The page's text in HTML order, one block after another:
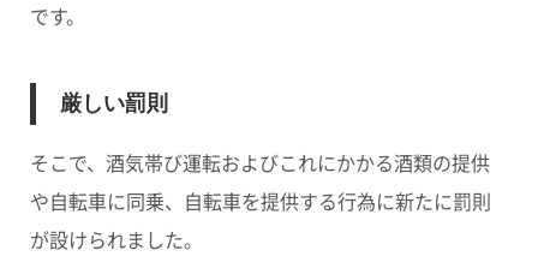
です。
厳しい罰則
そこで、酒気帯び運転およびこれにかかる酒類の提供
や自転車に同乗、自転車を提供する行為に新たに罰則
が設けられました。